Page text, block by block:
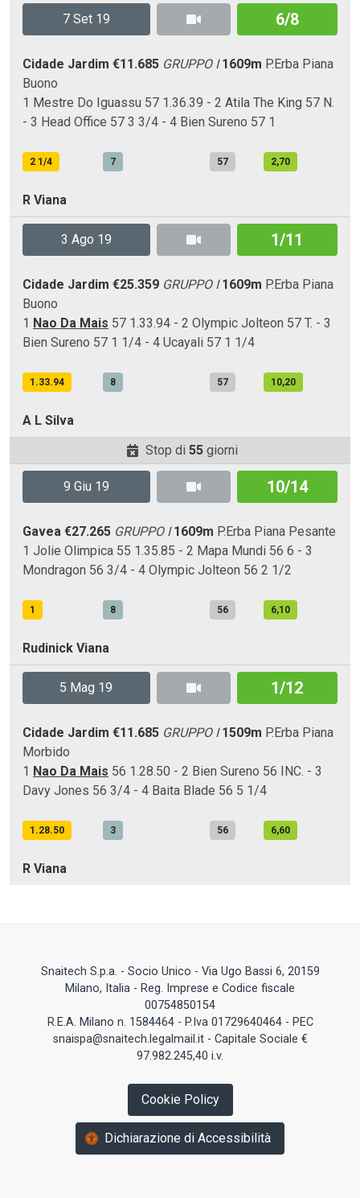
7 Set 19 6/8
Cidade Jardim €11.685 GRUPPO I 1609m P.Erba Piana
Buono
1 Mestre Do Iguassu 57 1.36.39 - 2 Atila The King 57 N.
- 3 Head Office 57 3 3/4 - 4 Bien Sureno 57 1
2 1/4 7 57 2,70
R Viana
3 Ago 19 1/11
Cidade Jardim €25.359 GRUPPO I 1609m P.Erba Piana
Buono
1 Nao Da Mais 57 1.33.94 - 2 Olympic Jolteon 57 T. - 3
Bien Sureno 57 1 1/4 - 4 Ucayali 57 1 1/4
1.33.94 8 57 10,20
A L Silva
Stop di 55giorni
9 Giu 19 10/14
Gavea €27.265 GRUPPO I 1609m P.Erba Piana Pesante
1 Jolie Olimpica 55 1.35.85 - 2 Mapa Mundi 56 6 - 3
Mondragon 56 3/4 - 4 Olympic Jolteon 56 2 1/2
1 8 56 6,10
Rudinick Viana
5 Mag 19 1/12
Cidade Jardim €11.685 GRUPPO I 1509m P.Erba Piana
Morbido
1 Nao Da Mais 56 1.28.50 - 2 Bien Sureno 56 INC. - 3
Davy Jones 56 3/4 - 4 Baita Blade 56 5 1/4
1.28.50 3 56 6,60
R Viana
Snaitech S.p.a. - Socio Unico - Via Ugo Bassi 6, 20159
Milano, Italia - Reg. Imprese e Codice fiscale
00754850154
R.E.A. Milano n. 1584464 - P.Iva 01729640464 - PEC
snaispa@snaitech.legalmail.it - Capitale Sociale €
97.982.245,40 i.v.
Cookie Policy
Dichiarazione di Accessibilità